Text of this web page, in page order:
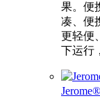
果。便
凑、便
更轻便
下运行